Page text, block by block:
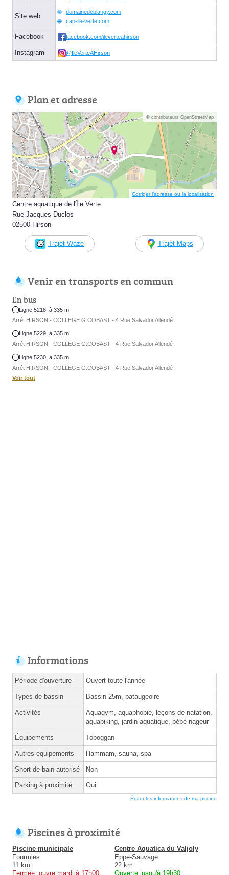
Site web
domainedeblangy.com
cap-ile-verte.com
Facebook facebook.com/ileverteahirson
Instagram @IleVerteAHirson
Plan et adresse
© contributeurs OpenStreetMap
Corriger l’adresse ou la localisation
Centre aquatique de l'Île Verte
Rue Jacques Duclos
02500 Hirson
Trajet Waze Trajet Maps
Venir en transports en commun
En bus
Ligne 5218, à 335 m
Arrêt HIRSON - COLLEGE G.COBAST - 4 Rue Salvador Allendé
Ligne 5229, à 335 m
Arrêt HIRSON - COLLEGE G.COBAST - 4 Rue Salvador Allendé
Ligne 5230, à 335 m
Arrêt HIRSON - COLLEGE G.COBAST - 4 Rue Salvador Allendé
Voir tout
Informations
Période d'ouverture Ouvert toute l'année
Types de bassin Bassin 25m, pataugeoire
Activités
Aquagym, aquaphobie, leçons de natation,
aquabiking, jardin aquatique, bébé nageur
Équipements Toboggan
Autres équipements Hammam, sauna, spa
Short de bain autorisé Non
Parking à proximité Oui
Éditer les informations de ma piscine
Piscines à proximité
Piscine municipale
Fourmies
11 km
Fermée, ouvre mardi à 17h00
Centre Aquatica du Valjoly
Eppe-Sauvage
22 km
Ouverte jusqu'à 19h30